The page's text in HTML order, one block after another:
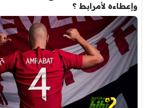
وإعطاءه لأمرابط ؟